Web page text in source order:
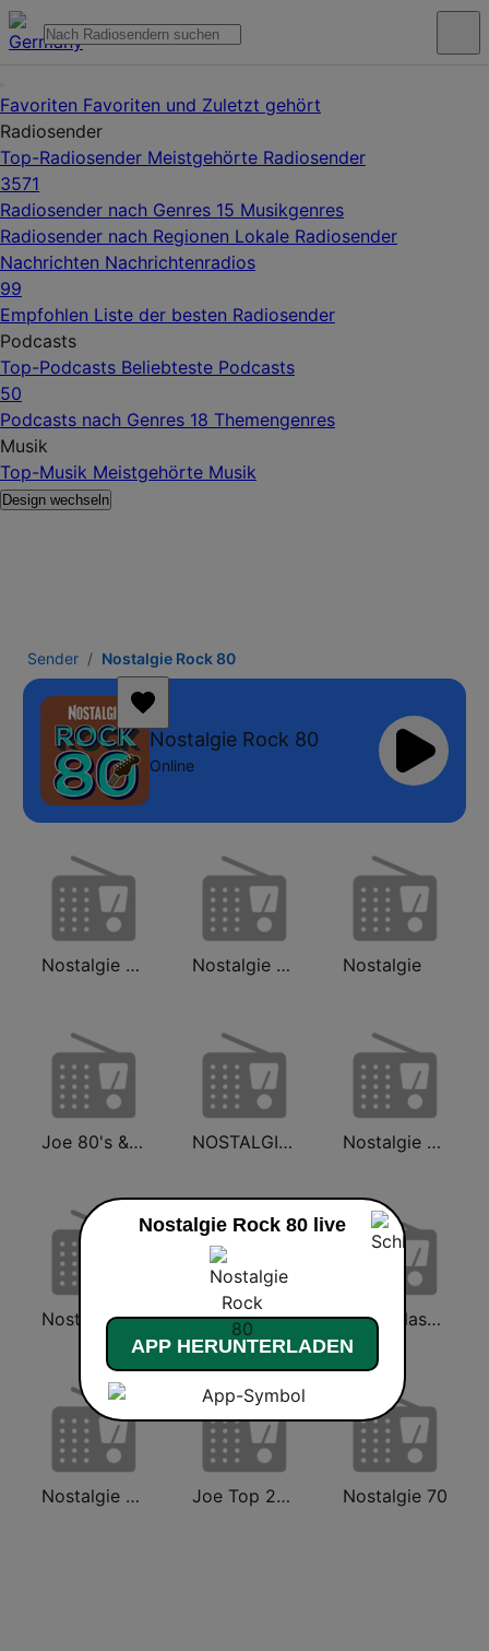
Favoriten Favoriten und Zuletzt gehört
Radiosender
Top-Radiosender Meistgehörte Radiosender
3571
Radiosender nach Genres 15 Musikgenres
Radiosender nach Regionen Lokale Radiosender
Nachrichten Nachrichtenradios
99
Empfohlen Liste der besten Radiosender
Podcasts
Top-Podcasts Beliebteste Podcasts
50
Podcasts nach Genres 18 Themengenres
Musik
Top-Musik Meistgehörte Musik
Design wechseln
Sender Nostalgie Rock 80
Nostalgie Rock 80
Online
Nostalgie Rock 90 Nostalgie 80 Nostalgie
Joe 80's & 90's NOSTALGIE ROCK 80 Nostalgie Rock Classics
Nostalgie Dance 80 Nostalgie 90 RTBF Classic 21 80's
Nostalgie extra 80 Joe Top 2000 Nostalgie 70
Nostalgie Rock 80 live
APP HERUNTERLADEN